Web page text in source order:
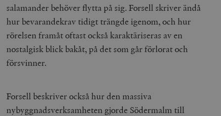
salamander behöver flytta på sig. Forsell skriver ändå
hur bevarandekrav tidigt trängde igenom, och hur
rörelsen framåt oftast också karaktäriseras av en
nostalgisk blick bakåt, på det som går förlorat och
försvinner.
Forsell beskriver också hur den massiva
nybyggnadsverksamheten gjorde Södermalm till